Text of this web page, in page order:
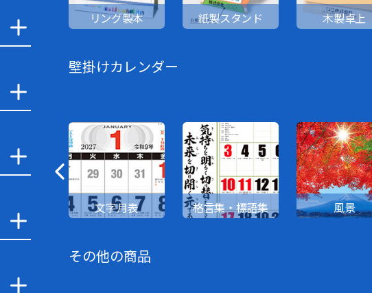
リング製本 紙製スタンド 木製卓上
壁掛けカレンダー
文字月表 格言集・標語集 風景
その他の商品